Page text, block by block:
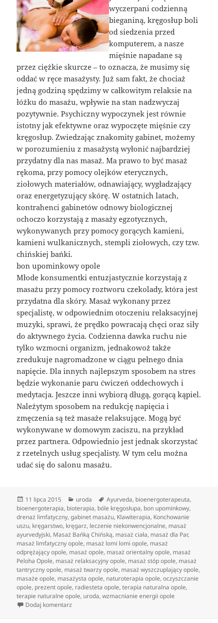
wyczerpani codzienną
bieganiną, kręgosłup boli
od siedzenia przed
komputerem, a nasze
mięśnie napadane są
przez ciężkie skurcze – to oznacza, że musimy się
oddać w ręce masażysty. Już sam fakt, że chociaż
jedną godziną spędzimy w całkowitym relaksie na
łóżku do masażu, wpływie na stan nadzwyczaj
pozytywnie. Psychiczny wypoczynek jest równie
istotny jak efektywne oraz wypoczęte mięśnie czy
kręgosłup. Zwiedzając znakomity gabinet, możemy
w porozumieniu z masażystą wyłonić najbardziej
przydatny dla nas masaż. Ma prawo to być masaż
rękoma, przy pomocy olejków eterycznych,
ziołowych materiałów, odnawiający, wygładzający
oraz energetyzujący skórę. W ostatnich latach,
kontrahenci gabinetów odnowy biologicznej
ochoczo korzystają z masaży egzotycznych,
wykonywanych przy pomocy gorących kamieni,
kamieni wulkanicznych, stempli ziołowych, czy tzw.
chińskiej bańki.
bon upominkowy opole
Młode konsumentki entuzjastycznie korzystają z
masażu przy pomocy roztworu czekolady, która jest
przydatna dla skóry. Masaż wykonany przez
specjalistę, w odpowiednim otoczeniu relaksacyjnej
muzyki, sprawi, że prędko powracają chęci oraz siły
do aktywnego życia. Codzienna dawka ruchu nie
tylko wzmocni organizm, jednakowoż także
zredukuje nagromadzone w ciągu pełnego dnia
napięcie. Dla innych najlepszym sposobem na stres
będzie wykonanie paru ćwiczeń oddechowych i
medytacja. Jeszcze inni wybiorą długą, gorącą kąpiel.
Należytym sposobem na redukcję napięcia i
zmęczenia są też masaże relaksujące. Mogą być
wykonywane w domowym zaciszu, na przykład
przez partnera. Odpowiednio jest jednak skorzystać
z rzetelnych usług specjalisty. W tym celu można
udać się do salonu masażu.
Data
publikacji
11 lipca 2015 Kategorie
uroda Tagi
Ayurveda, bioenergoterapeuta,
bioenergoterapia, bioterapia, bóle kręgosłupa, bon upominkowy,
drenaż limfatyczny,gabinet masażu, Klawiterapia, Konchowanie
uszu, kręgarstwo, kręgarz, leczenie niekonwencjonalne, masaż
ayurvedyjski, Masaż Bańką Chińską, masaż ciała, masaż dla Par,
masaż limfatyczny opole, masaż lomi lomi opole, masaż
odprężający opole, masaż opole, masaż orientalny opole, masaż
Peloha Opole, masaż relaksacyjny opole, masaż stóp opole, masaż
tantryczny opole, masaż twarzy opole, masaż wyszczuplający opole,
masaże opole, masażysta opole, naturoterapia opole,oczyszczanie
opole, prezent opole, radiesteta opole,terapia naturalna opole,
terapie naturalne opole, uroda,wzmacnianie energii opole
Dodaj komentarz